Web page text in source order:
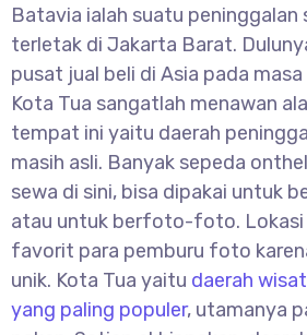
Batavia ialah suatu peninggalan
terletak di Jakarta Barat.
pusat jual beli di Asia pada masa
Kota Tua sangatlah menawan
tempat ini yaitu daerah
masih asli. Banyak sepeda
sewa di sini, bisa dipakai untuk
atau untuk berfoto-foto. Lokasi
favorit para pemburu foto
unik. Kota Tua yaitu daerah
yang paling populer, utamanya